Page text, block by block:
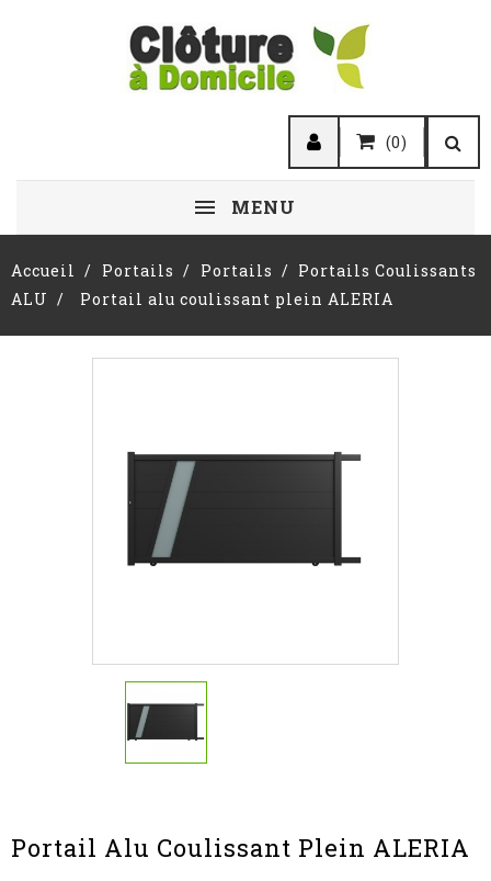
(0)
MENU
Accueil Portails Portails
Portails Coulissants
ALU
Portail alu coulissant plein ALERIA
Portail Alu Coulissant Plein ALERIA